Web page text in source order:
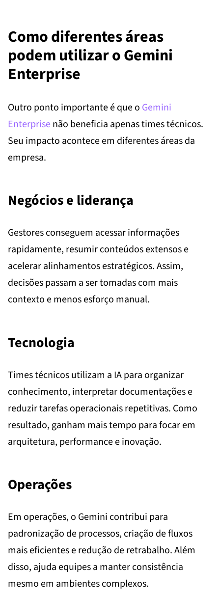
Como diferentes áreas
podem utilizar o Gemini
Enterprise
Outro ponto importante é que o Gemini
Enterprise não beneficia apenas times técnicos.
Seu impacto acontece em diferentes áreas da
empresa.
Negócios e liderança
Gestores conseguem acessar informações
rapidamente, resumir conteúdos extensos e
acelerar alinhamentos estratégicos. Assim,
decisões passam a ser tomadas com mais
contexto e menos esforço manual.
Tecnologia
Times técnicos utilizam a IA para organizar
conhecimento, interpretar documentações e
reduzir tarefas operacionais repetitivas. Como
resultado, ganham mais tempo para focar em
arquitetura, performance e inovação.
Operações
Em operações, o Gemini contribui para
padronização de processos, criação de fluxos
mais eficientes e redução de retrabalho. Além
disso, ajuda equipes a manter consistência
mesmo em ambientes complexos.